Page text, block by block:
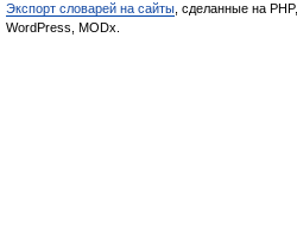
Экспорт словарей на сайты , сделанные на PHP,
WordPress, MODx.